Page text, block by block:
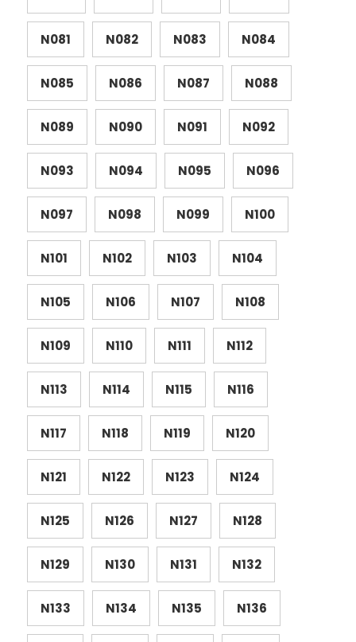
N081 N082 N083 N084
N085 N086 N087 N088
N089 N090 N091 N092
N093 N094 N095 N096
N097 N098 N099 N100
N101 N102 N103 N104
N105 N106 N107 N108
N109 N110 N111 N112
N113 N114 N115 N116
N117 N118 N119 N120
N121 N122 N123 N124
N125 N126 N127 N128
N129 N130 N131 N132
N133 N134 N135 N136